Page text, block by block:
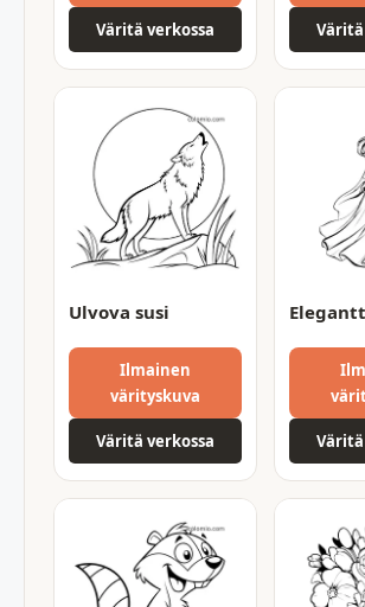
Väritä verkossa
Ulvova susi
Ilmainen
värityskuva
Väritä verkossa